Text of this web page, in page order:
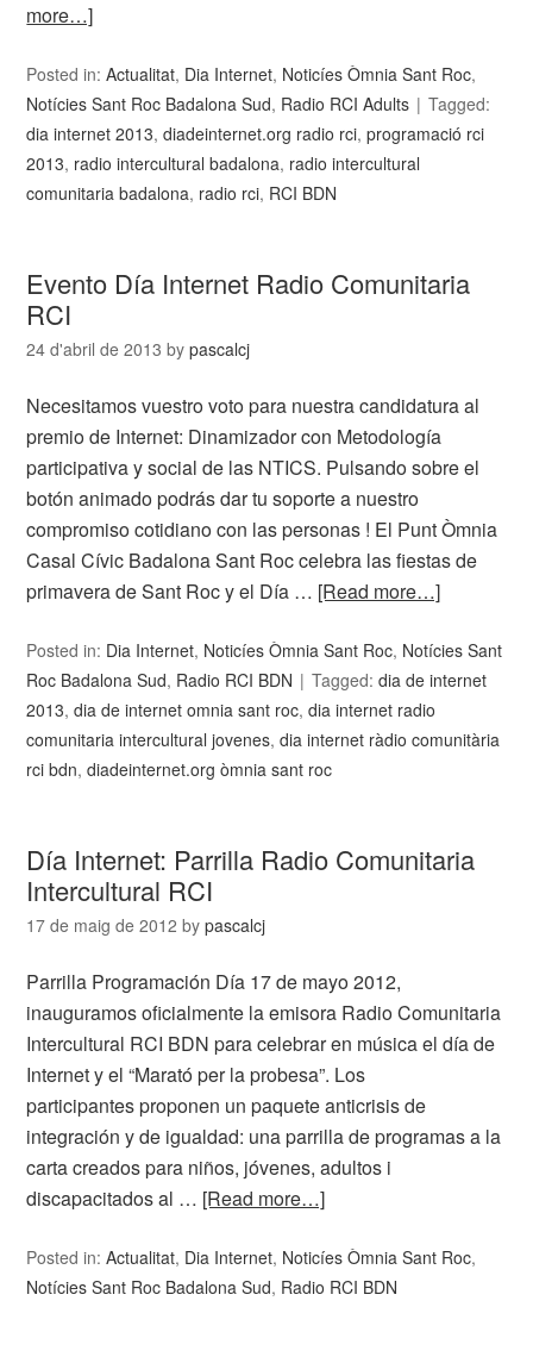
more…]
Posted in:Actualitat, Dia Internet, Noticíes Òmnia Sant Roc,
Notícies Sant Roc Badalona Sud, Radio RCI Adults
Tagged:
dia internet 2013,diadeinternet.org radio rci,programació rci
2013, radio intercultural badalona, radio intercultural
comunitaria badalona, radio rci, RCI BDN
Evento Día Internet Radio Comunitaria
RCI
24 d'abril de 2013 bypascalcj
Necesitamos vuestro voto para nuestra candidatura al
premio de Internet: Dinamizador con Metodología
participativa y social de las NTICS. Pulsando sobre el
botón animado podrás dar tu soporte a nuestro
compromiso cotidiano con las personas ! El Punt Òmnia
Casal Cívic Badalona Sant Roc celebra las fiestas de
primavera de Sant Roc y el Día … [Read more…]
Posted in: Dia Internet, Noticíes Òmnia Sant Roc, Notícies Sant
Roc Badalona Sud, Radio RCI BDN Tagged:dia de internet
2013,dia de internet omnia sant roc,dia internet radio
comunitaria intercultural jovenes,dia internet ràdio comunitària
rci bdn,diadeinternet.org òmnia sant roc
Día Internet: Parrilla Radio Comunitaria
Intercultural RCI
17 de maig de 2012 bypascalcj
Parrilla Programación Día 17 de mayo 2012,
inauguramos oficialmente la emisora Radio Comunitaria
Intercultural RCI BDN para celebrar en música el día de
Internet y el “Marató per la probesa”. Los
participantes proponen un paquete anticrisis de
integración y de igualdad: una parrilla de programas a la
carta creados para niños, jóvenes, adultos i
discapacitados al … [Read more…]
Posted in:Actualitat, Dia Internet, Noticíes Òmnia Sant Roc,
Notícies Sant Roc Badalona Sud, Radio RCI BDN